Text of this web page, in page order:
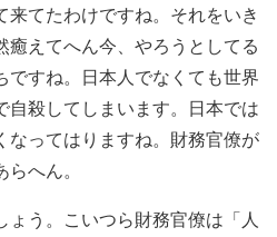
来てたわけですね。それをいき
癒えてへん今、やろうとしてる
ですね。日本人でなくても世界
自殺してしまいます。日本では
なってはりますね。財務官僚が
へん。
う。こいつら財務官僚は「人